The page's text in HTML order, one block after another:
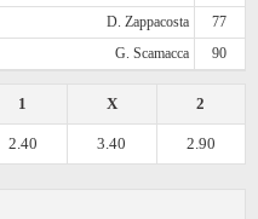
D. Zappacosta
77
G. Scamacca
90
2
X
1
2.90
3.40
2.40